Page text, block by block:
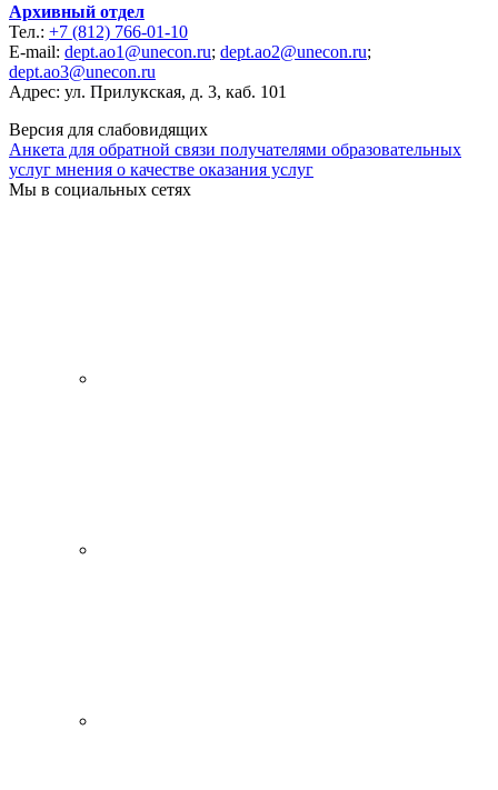
Архивный отдел
Тел.: +7 (812) 766-01-10
E-mail: dept.ao1@unecon.ru; dept.ao2@unecon.ru;
dept.ao3@unecon.ru
Адрес: ул. Прилукская, д. 3, каб. 101
Версия для слабовидящих
Анкета для обратной связи получателями образовательных
услуг мнения о качестве оказания услуг
Мы в социальных сетях